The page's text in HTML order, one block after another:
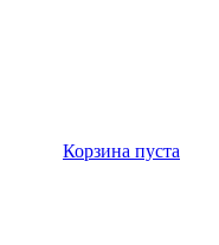
Корзина пуста